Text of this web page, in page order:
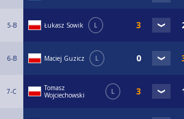
5-B Łukasz Sowik L
6-B Maciej Guzicz L
7-C
Tomasz
Wojciechowski
L